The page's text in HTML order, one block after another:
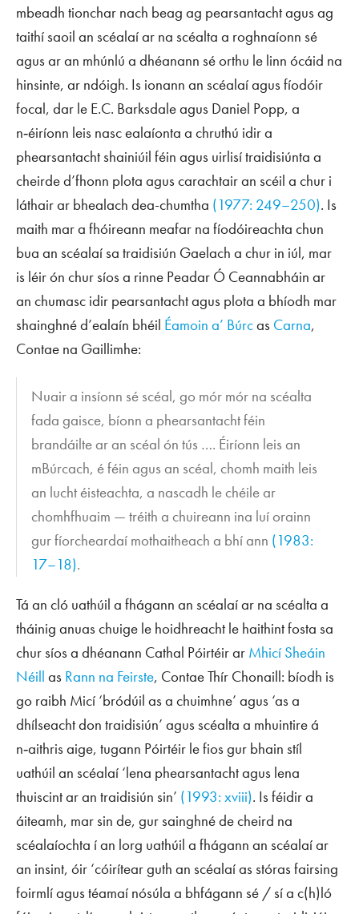
mbeadh tionchar nach beag ag pearsantacht agus ag
taithí saoil an scéalaí ar na scéalta a roghnaíonn sé
agus ar an mhúnlú a dhéanann sé orthu le linn ócáid na
hinsinte, ar ndóigh. Is ionann an scéalaí agus fíodóir
focal, dar le E.C. Barksdale agus Daniel Popp, a
n‑éiríonn leis nasc ealaíonta a chruthú idir a
phearsantacht shainiúil féin agus uirlisí traidisiúnta a
cheirde d’fhonn plota agus carachtair an scéil a chur i
láthair ar bhealach dea-chumtha (1977: 249–250). Is
maith mar a fhóireann meafar na fíodóireachta chun
bua an scéalaí sa traidisiún Gaelach a chur in iúl, mar
is léir ón chur síos a rinne Peadar Ó Ceannabháin ar
an chumasc idir pearsantacht agus plota a bhíodh mar
shainghné d’ealaín bhéil Éamoin a’ Búrcas Carna,
Contae na Gaillimhe:
Nuair a insíonn sé scéal, go mór mór na scéalta
fada gaisce, bíonn a phearsantacht féin
brandáilte ar an scéal ón tús …. Éiríonn leis an
mBúrcach, é féin agus an scéal, chomh maith leis
an lucht éisteachta, a nascadh le chéile ar
chomhfhuaim — tréith a chuireann ina luí orainn
gur fíorcheardaí mothaitheach a bhí ann (1983:
17–18).
Tá an cló uathúil a fhágann an scéalaí ar na scéalta a
tháinig anuas chuige le hoidhreacht le haithint fosta sa
chur síos a dhéanann Cathal Póirtéir ar Mhicí Sheáin
Néill as Rann na Feirste, Contae Thír Chonaill: bíodh is
go raibh Micí ‘bródúil as a chuimhne’ agus ‘as a
dhílseacht don traidisiún’ agus scéalta a mhuintire á
n‑aithris aige, tugann Póirtéir le fios gur bhain stíl
uathúil an scéalaí ‘lena phearsantacht agus lena
thuiscint ar an traidisiún sin’ (1993: xviii). Is féidir a
áiteamh, mar sin de, gur sainghné de cheird na
scéalaíochta í an lorg uathúil a fhágann an scéalaí ar
an insint, óir ‘cóirítear guth an scéalaí as stóras fairsing
foirmlí agus téamaí nósúla a bhfágann sé / sí a c(h)ló